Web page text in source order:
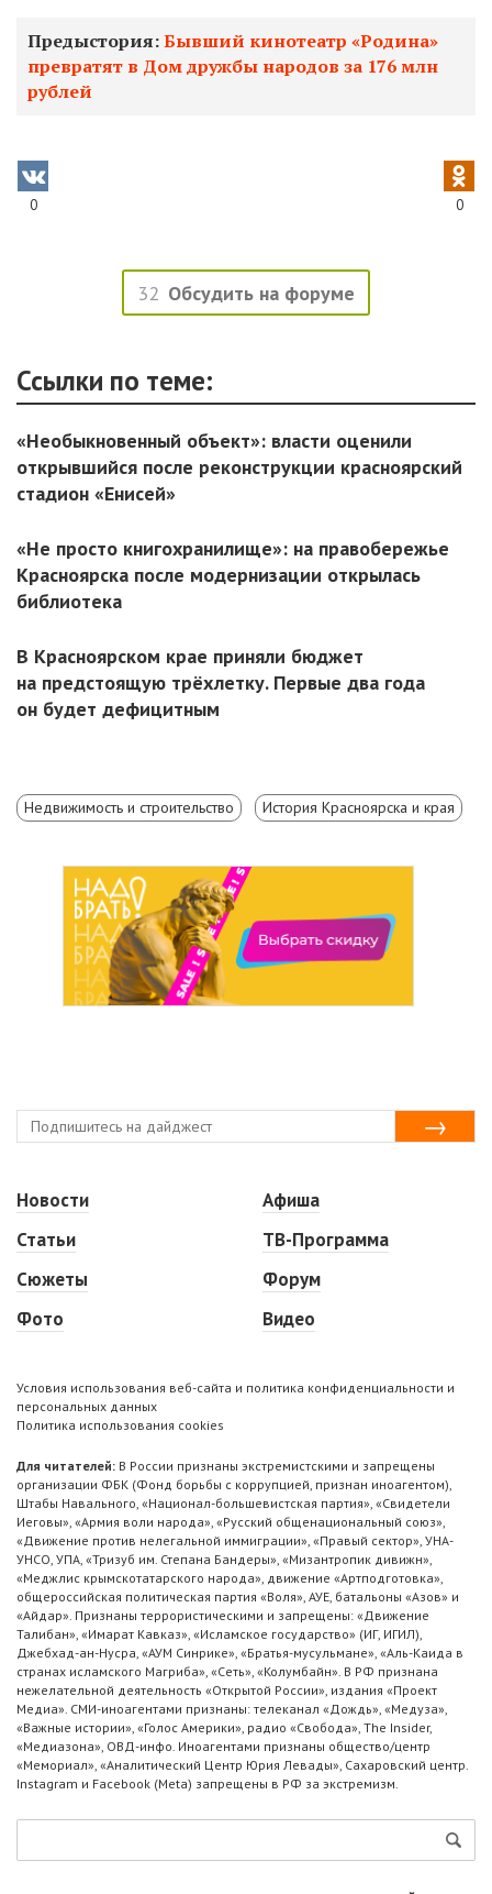
Предыстория:Бывший кинотеатр «Родина»
превратят в Дом дружбы народов за 176 млн
рублей
0 0
32 Обсудить на форуме
Ссылки по теме:
«Необыкновенный объект»: власти оценили
открывшийся после реконструкции красноярский
стадион «Енисей»
«Не просто книгохранилище»: на правобережье
Красноярска после модернизации открылась
библиотека
В Красноярском крае приняли бюджет
на предстоящую трёхлетку. Первые два года
он будет дефицитным
Недвижимость и строительство История Красноярска и края
Новости
Статьи
Сюжеты
Фото
Афиша
ТВ-Программа
Форум
Видео
Условия использования веб-сайта и политика конфиденциальности и
персональных данных
Политика использования cookies
Для читателей: В России признаны экстремистскими и запрещены
организации ФБК (Фонд борьбы с коррупцией, признан иноагентом),
Штабы Навального, «Национал-большевистская партия», «Свидетели
Иеговы», «Армия воли народа», «Русский общенациональный союз»,
«Движение против нелегальной иммиграции», «Правый сектор», УНА-
УНСО, УПА, «Тризуб им. Степана Бандеры», «Мизантропик дивижн»,
«Меджлис крымскотатарского народа», движение «Артподготовка»,
общероссийская политическая партия «Воля», АУЕ, батальоны «Азов» и
«Айдар». Признаны террористическими и запрещены: «Движение
Талибан», «Имарат Кавказ», «Исламское государство» (ИГ, ИГИЛ),
Джебхад-ан-Нусра, «АУМ Синрике», «Братья-мусульмане», «Аль-Каида в
странах исламского Магриба», «Сеть», «Колумбайн». В РФ признана
нежелательной деятельность «Открытой России», издания «Проект
Медиа». СМИ-иноагентами признаны: телеканал «Дождь», «Медуза»,
«Важные истории», «Голос Америки», радио «Свобода», The Insider,
«Медиазона», ОВД-инфо. Иноагентами признаны общество/центр
«Мемориал», «Аналитический Центр Юрия Левады», Сахаровский центр.
Instagram и Facebook (Metа) запрещены в РФ за экстремизм.